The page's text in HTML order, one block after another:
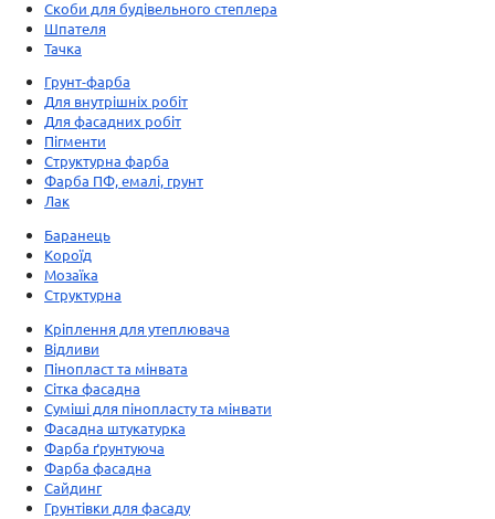
Скоби для будівельного степлера
Шпателя
Тачка
Грунт-фарба
Для внутрішніх робіт
Для фасадних робіт
Пігменти
Структурна фарба
Фарба ПФ, емалі, грунт
Лак
Баранець
Короїд
Мозаїка
Структурна
Кріплення для утеплювача
Відливи
Пінопласт та мінвата
Сітка фасадна
Суміші для пінопласту та мінвати
Фасадна штукатурка
Фарба ґрунтуюча
Фарба фасадна
Сайдинг
Грунтівки для фасаду